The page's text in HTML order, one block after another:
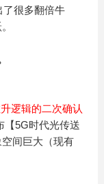
了很多翻倍牛
逻辑的二次确认
【5G时代光传送
间巨大（现有